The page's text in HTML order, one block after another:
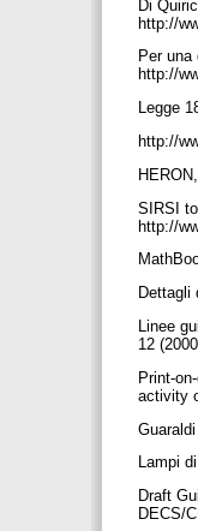
Di
http://
Per
http://
Legge
http://
SIRSI
http://
Dettagli
Linee
12
Print-
activity
Lampi
Draft
DECS/